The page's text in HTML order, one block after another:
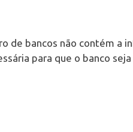
de bancos não contém a
para que o banco